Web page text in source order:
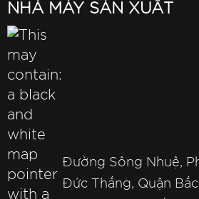
NHÀ MÁY SẢN XUẤT
Đường Sông Nhuệ,
Đức Thắng, Quận